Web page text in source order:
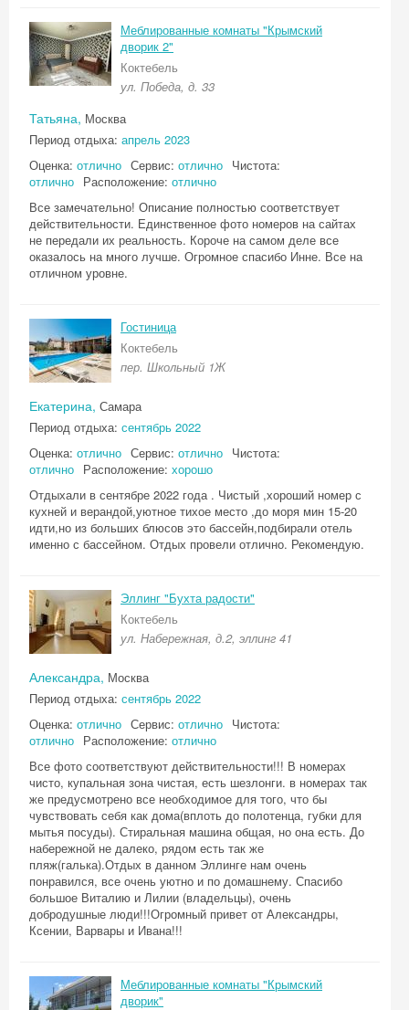
Меблированные комнаты "Крымский
дворик 2"
Коктебель
ул. Победа, д. 33
Татьяна, Москва
Период отдыха: апрель 2023
Оценка: отлично Сервис: отлично Чистота:
отлично Расположение: отлично
Все замечательно! Описание полностью соответствует
действительности. Единственное фото номеров на сайтах
не передали их реальность. Короче на самом деле все
оказалось на много лучше. Огромное спасибо Инне. Все на
отличном уровне.
Гостиница
Коктебель
пер. Школьный 1Ж
Екатерина, Самара
Период отдыха: сентябрь 2022
Оценка: отлично Сервис: отлично Чистота:
отлично Расположение: хорошо
Отдыхали в сентябре 2022 года . Чистый ,хороший номер с
кухней и верандой,уютное тихое место ,до моря мин 15-20
идти,но из больших блюсов это бассейн,подбирали отель
именно с бассейном. Отдых провели отлично. Рекомендую.
Эллинг "Бухта радости"
Коктебель
ул. Набережная, д.2, эллинг 41
Александра, Москва
Период отдыха: сентябрь 2022
Оценка: отлично Сервис: отлично Чистота:
отлично Расположение: отлично
Все фото соответствуют действительности!!! В номерах
чисто, купальная зона чистая, есть шезлонги. в номерах так
же предусмотрено все необходимое для того, что бы
чувствовать себя как дома(вплоть до полотенца, губки для
мытья посуды). Стиральная машина общая, но она есть. До
набережной не далеко, рядом есть так же
пляж(галька).Отдых в данном Эллинге нам очень
понравился, все очень уютно и по домашнему. Спасибо
большое Виталию и Лилии (владельцы), очень
добродушные люди!!!Огромный привет от Александры,
Ксении, Варвары и Ивана!!!
Меблированные комнаты "Крымский
дворик"